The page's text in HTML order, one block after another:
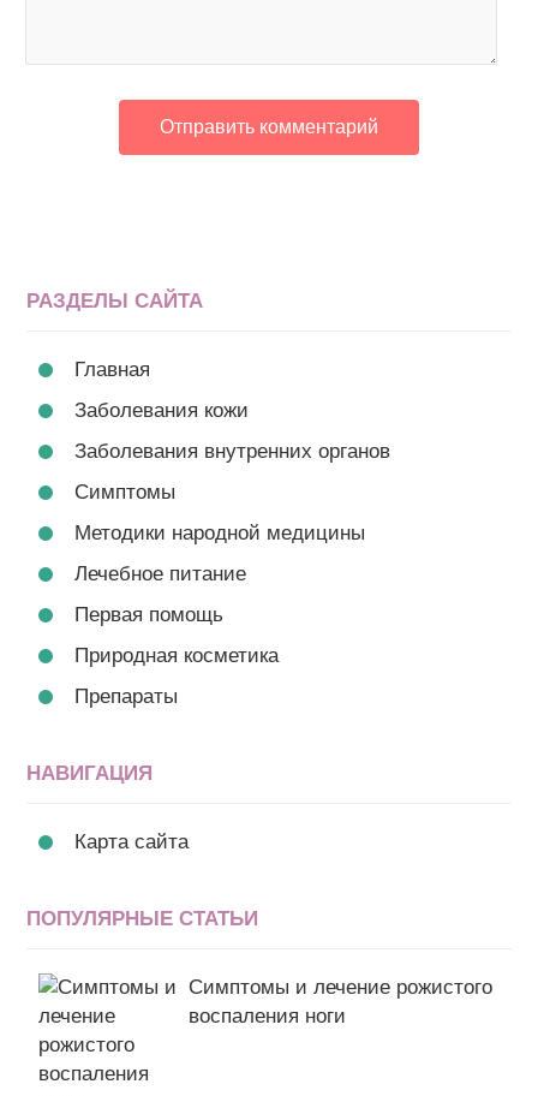
РАЗДЕЛЫ САЙТА
Главная
Заболевания кожи
Заболевания внутренних органов
Симптомы
Методики народной медицины
Лечебное питание
Первая помощь
Природная косметика
Препараты
НАВИГАЦИЯ
Карта сайта
ПОПУЛЯРНЫЕ СТАТЬИ
Симптомы и лечение рожистого
воспаления ноги